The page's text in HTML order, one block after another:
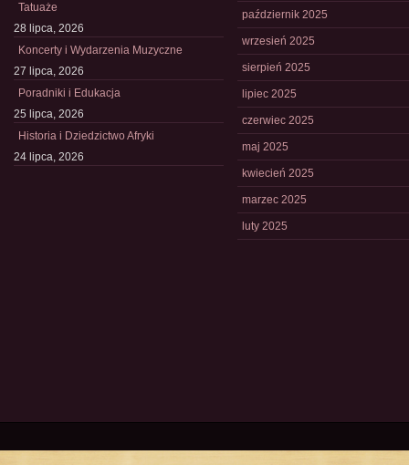
Tatuaże
28 lipca, 2026
Koncerty i Wydarzenia Muzyczne
27 lipca, 2026
Poradniki i Edukacja
25 lipca, 2026
Historia i Dziedzictwo Afryki
24 lipca, 2026
październik 2025
wrzesień 2025
sierpień 2025
lipiec 2025
czerwiec 2025
maj 2025
kwiecień 2025
marzec 2025
luty 2025